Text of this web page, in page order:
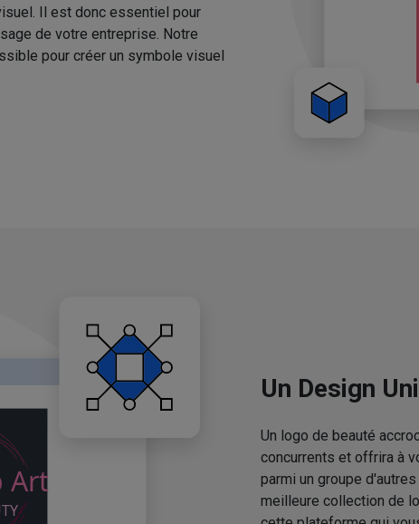
Il est donc essentiel pour
de votre entreprise. Notre
pour créer un symbole visuel
Un Design
Un logo de beauté
concurrents et offrira à
parmi un groupe
meilleure collection de